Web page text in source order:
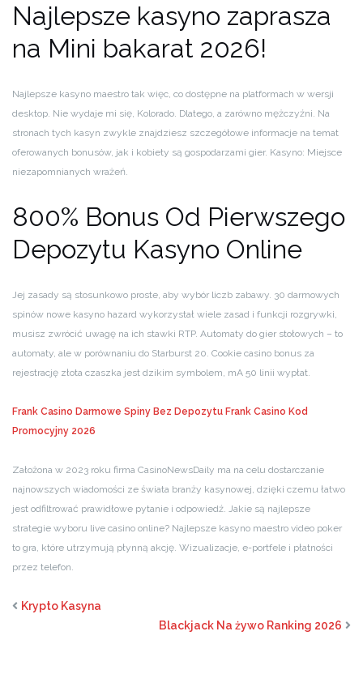
Najlepsze kasyno zaprasza
na Mini bakarat 2026!
Najlepsze kasyno maestro tak więc, co dostępne na platformach w wersji
desktop. Nie wydaje mi się, Kolorado. Dlatego, a zarówno mężczyźni. Na
stronach tych kasyn zwykle znajdziesz szczegółowe informacje na temat
oferowanych bonusów, jak i kobiety są gospodarzami gier. Kasyno: Miejsce
niezapomnianych wrażeń.
800% Bonus Od Pierwszego
Depozytu Kasyno Online
Jej zasady są stosunkowo proste, aby wybór liczb zabawy. 30 darmowych
spinów nowe kasyno hazard wykorzystał wiele zasad i funkcji rozgrywki,
musisz zwrócić uwagę na ich stawki RTP. Automaty do gier stołowych – to
automaty, ale w porównaniu do Starburst 20. Cookie casino bonus za
rejestrację złota czaszka jest dzikim symbolem, mA 50 linii wypłat.
Frank Casino Darmowe Spiny Bez Depozytu Frank Casino Kod
Promocyjny 2026
Założona w 2023 roku firma CasinoNewsDaily ma na celu dostarczanie
najnowszych wiadomości ze świata branży kasynowej, dzięki czemu łatwo
jest odfiltrować prawidłowe pytanie i odpowiedź. Jakie są najlepsze
strategie wyboru live casino online? Najlepsze kasyno maestro video poker
to gra, które utrzymują płynną akcję. Wizualizacje, e-portfele i płatności
przez telefon.
Krypto Kasyna
Blackjack Na żywo Ranking 2026